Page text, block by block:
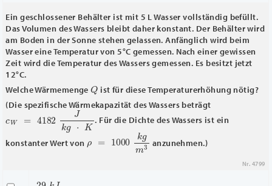
Ein geschlossener Behälter ist mit 5 L Wasser vollständig befüllt.
Das Volumen des Wassers bleibt daher konstant. Der Behälter wird
am Boden in der Sonne stehen gelassen. Anfänglich wird beim
Wasser eine Temperatur von 5°C gemessen. Nach einer gewissen
Zeit wird die Temperatur des Wassers gemessen. Es besitzt jetzt
12°C.
Welche WärmemengeQ ist für diese Temperaturerhöhung nötig?
(Die spezifische Wärmekapazität des Wassers beträgt
4182Jk
. Für die Dichte des Wassers ist ein
konstanter Wert von
1000kg m3 anzunehmen.)
Nr. 4799
29k J